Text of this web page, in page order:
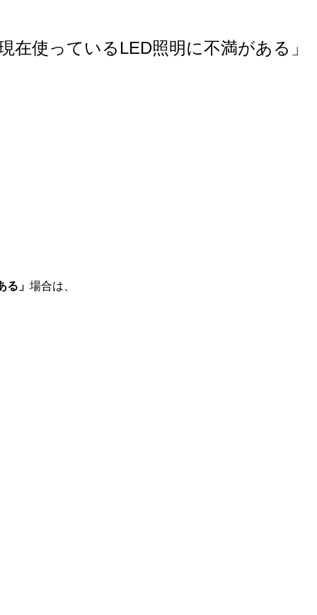
在使っているLED照明に不満がある」
る」 場合は、